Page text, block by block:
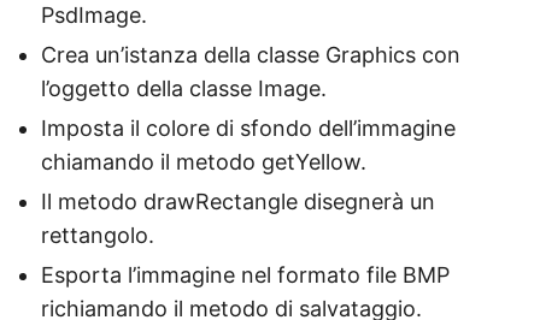
PsdImage.
Crea un’istanza della classe Graphics con
l’oggetto della classe Image.
Imposta il colore di sfondo dell’immagine
chiamando il metodo getYellow.
Il metodo drawRectangle disegnerà un
rettangolo.
Esporta l’immagine nel formato file BMP
richiamando il metodo di salvataggio.